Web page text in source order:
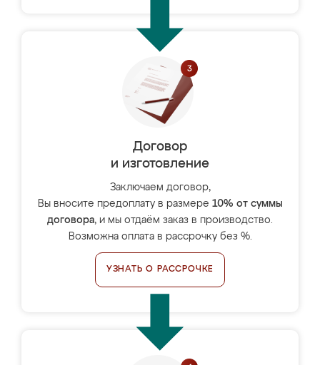
Договор
и изготовление
Заключаем договор,
Вы вносите предоплату в размере 10% от суммы
договора, и мы отдаём заказ в производство.
Возможна оплата в рассрочку без %.
УЗНАТЬ О РАССРОЧКЕ